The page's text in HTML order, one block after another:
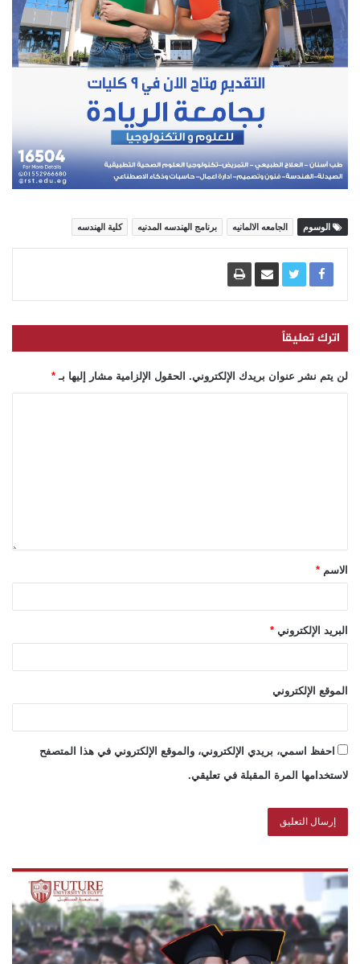
الوسوم الجامعه الالمانيه برنامج الهندسه المدنيه كلية الهندسه
اترك تعليقاً
لن يتم نشر عنوان بريدك الإلكتروني. الحقول الإلزامية مشار إليها بـ *
الاسم *
البريد الإلكتروني *
الموقع الإلكتروني
احفظ اسمي، بريدي الإلكتروني، والموقع الإلكتروني في هذا المتصفح
لاستخدامها المرة المقبلة في تعليقي.